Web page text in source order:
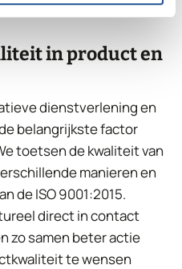
in product en
dienstverlening en
belangrijkste factor
toetsen de kwaliteit van
manieren en
de ISO 9001:2015.
direct in contact
zo samen beter actie
te wensen